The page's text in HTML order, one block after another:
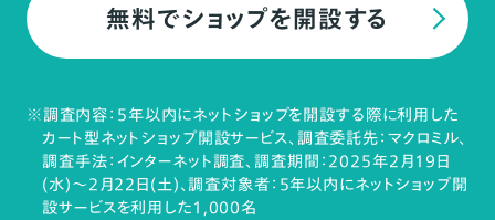
無料でショップを開設する
※調査内容：5年以内にネットショップを開設する際に利用した
カート型ネットショップ開設サービス、調査委託先：マクロミル、
調査手法：インターネット調査、調査期間：2025年2月19日
(水)～2月22日(土)、調査対象者：5年以内にネットショップ開
設サービスを利用した1,000名